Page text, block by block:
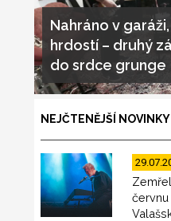
Nahráno v
hrdostí – druhý
do srdce grunge
NEJČTENĚJŠÍ NOVINKY